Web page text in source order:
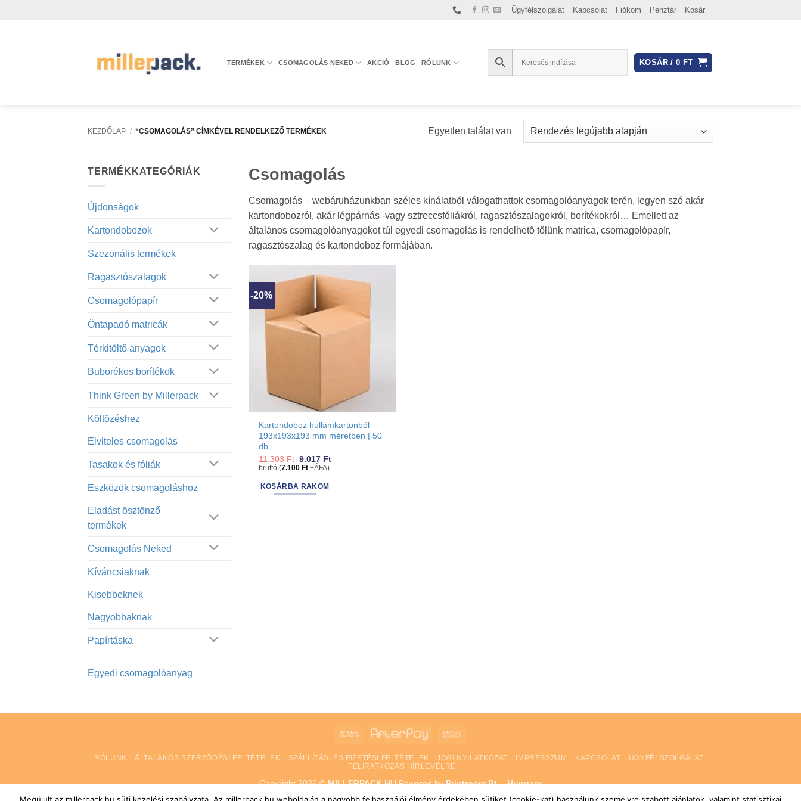
Ügyfélszolgálat Kapcsolat Fiókom Pénztár Kosár
TERMÉKEK CSOMAGOLÁS NEKED AKCIÓ BLOG RÓLUNK KOSÁR /0 FT
KEZDŐLAP / “CSOMAGOLÁS” CÍMKÉVEL RENDELKEZŐ TERMÉKEK Egyetlen találat van
TERMÉKKATEGÓRIÁK
Újdonságok
Kartondobozok
Szezonális termékek
Ragasztószalagok
Csomagolópapír
Öntapadó matricák
Térkitöltő anyagok
Buborékos borítékok
Think Green by Millerpack
Költözéshez
Elviteles csomagolás
Tasakok és fóliák
Eszközök csomagoláshoz
Eladást ösztönző
termékek
Csomagolás Neked
Kíváncsiaknak
Kisebbeknek
Nagyobbaknak
Papírtáska
Egyedi csomagolóanyag
Csomagolás
Csomagolás – webáruházunkban széles kínálatból válogathattok csomagolóanyagok terén, legyen szó akár
kartondobozról, akár légpárnás -vagy sztreccsfóliákról, ragasztószalagokról, borítékokról… Emellett az
általános csomagolóanyagokot túl egyedi csomagolás is rendelhető tőlünk matrica, csomagolópapír,
ragasztószalag és kartondoboz formájában.
-20%
Kartondoboz hullámkartonból
193x193x193 mm méretben | 50
db
11.303Ft Original
price
11.303 Ft.
9.017 FtCurrent
bruttó (7.100 Ft +ÁFA)
KOSÁRBA RAKOM
Bank
AfterPay
Delivery
RÓLUNK ÁLTALÁNOS SZERZŐDÉSI FELTÉTELEK SZÁLLÍTÁSI ÉS FIZETÉSI FELTÉTELEK JOGI NYILATKOZAT IMPRESSZUM KAPCSOLAT
ÜGYFÉLSZOLGÁLAT
FELIRATKOZÁS HÍRLEVÉLRE
Copyright 2026 ©MILLERPACK.HUPowered byPrintroom Bt. - Hungary